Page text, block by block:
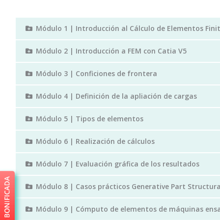
Módulo 1 | Introducción al Cálculo de Elementos
Módulo 2 | Introducción a FEM con Catia V5
Módulo 3 | Conficiones de frontera
Módulo 4 | Definición de la apliación de cargas
Módulo 5 | Tipos de elementos
Módulo 6 | Realización de cálculos
Módulo 7 | Evaluación gráfica de los resultados
Módulo 8 | Casos prácticos Generative Part
Módulo 9 | Cómputo de elementos de máquinas